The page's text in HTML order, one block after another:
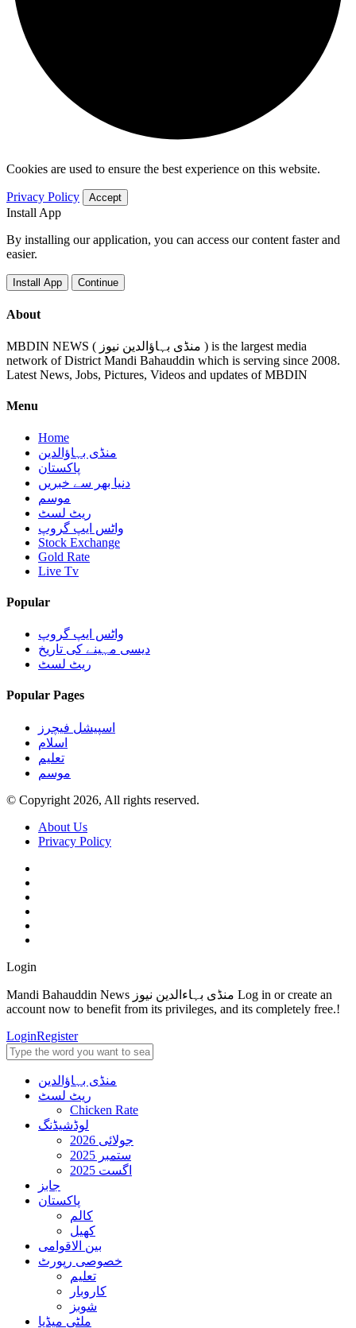
Cookies are used to ensure the best experience on this website.
Privacy Policy Accept
Install App
By installing our application, you can access our content faster and
easier.
Install App Continue
About
MBDIN NEWS ( منڈی بہاؤالدین نیوز ) is the largest media
network of District Mandi Bahauddin which is serving since 2008.
Latest News, Jobs, Pictures, Videos and updates of MBDIN
Menu
Home
منڈی بہاؤالدین
پاکستان
دنیا بھر سے خبریں
موسم
ریٹ لسٹ
واٹس ایپ گروپ
Stock Exchange
Gold Rate
Live Tv
Popular
واٹس ایپ گروپ
دیسی مہینے کی تاریخ
ریٹ لسٹ
Popular Pages
اسپیشل فیچرز
اسلام
تعلیم
موسم
© Copyright 2026, All rights reserved.
About Us
Privacy Policy
Login
Mandi Bahauddin News منڈی بہاءالدین نیوز Log in or create an
account now to benefit from its privileges, and its completely free.!
LoginRegister
منڈی بہاؤالدین
ریٹ لسٹ
Chicken Rate
لوڈشیڈنگ
جولائی 2026
ستمبر 2025
اگست 2025
جابز
پاکستان
کالم
کھیل
بین الاقوامی
خصوصی رپورٹ
تعلیم
کاروبار
شوبز
ملٹی میڈیا